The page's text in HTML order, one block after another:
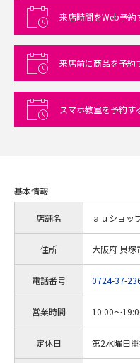
来店時間をWeb予約
来店前に商品を予約
スマホ教室を予約す
基本情報
店舗名 ａｕショッ
住所 大阪府 貝
電話番号 0724-37-
営業時間 10:00～
定休日 第2水曜日※